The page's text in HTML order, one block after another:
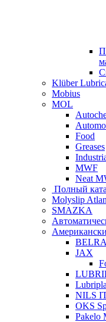
Klüber
Mobius
MOL
Food
Greases
MWF
Neat
Полный
Molyslip
SMAZKA
JAX
NILS
OKS
Pakelo